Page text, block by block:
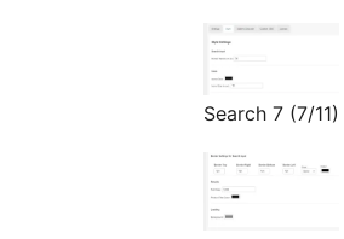
Search 7 (7/11)